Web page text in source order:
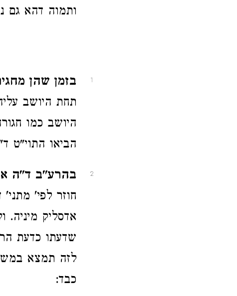
ותמוה דהא גם
1 בזמן שהן
תחת היושב
היושב כמו
הביאו התוי"ט
2 בהרע"ב ד"ה
חוזר לפי'
אדסליק
שדעתו כדעת
לזה תמצא
כבד: